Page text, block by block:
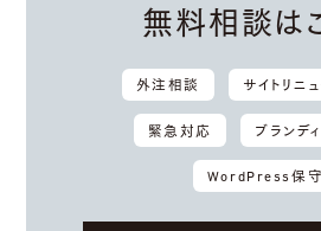
無料相談は
外注相談 サイトリニ
緊急対応 ブランデ
WordPress保守